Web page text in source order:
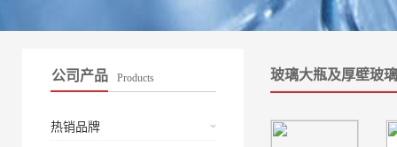
公司产品 Products
热销品牌
玻璃大瓶及厚壁玻